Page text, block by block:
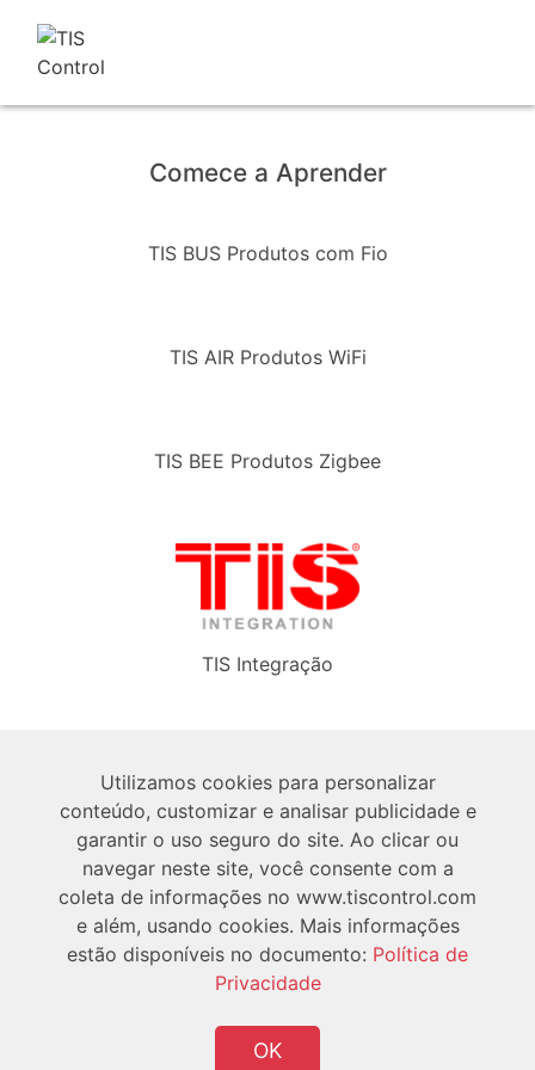
Comece a Aprender
TIS BUS Produtos com Fio
TIS AIR Produtos WiFi
TIS BEE Produtos Zigbee
TIS Integração
Técnico
Utilizador
Copyright © 2026 TIS Todos os Direitos
Utilizamos cookies para personalizar
conteúdo, customizar e analisar publicidade e
garantir o uso seguro do site. Ao clicar ou
navegar neste site, você consente com a
coleta de informações no www.tiscontrol.com
e além, usando cookies. Mais informações
estão disponíveis no documento: Política de
Privacidade
OK